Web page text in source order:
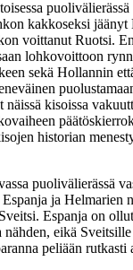
kakkoseksi jäänyt
voittanut Ruotsi.
lohkovoittoon
sekä Hollannin
näissä kisoissa
historian
puolivälierässä
ja Helmarien
Espanja on
nähden, eikä
peliään rutkasti